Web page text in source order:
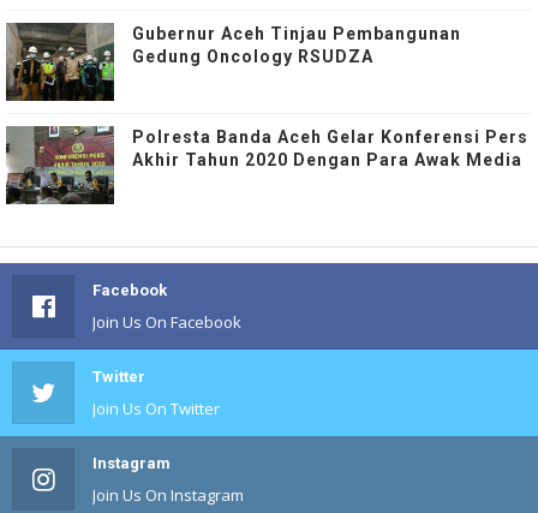
Gubernur Aceh Tinjau Pembangunan
Gedung Oncology RSUDZA
Polresta Banda Aceh Gelar Konferensi Pers
Akhir Tahun 2020 Dengan Para Awak Media
Facebook
Join Us On Facebook
Twitter
Join Us On Twitter
Instagram
Join Us On Instagram